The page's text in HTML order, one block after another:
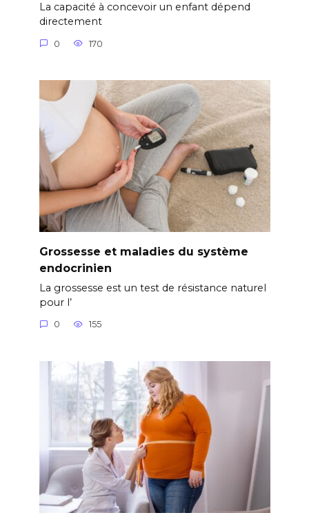
La capacité à concevoir un enfant dépend
directement
0 170
Grossesse et maladies du système
endocrinien
La grossesse est un test de résistance naturel
pour l’
0 155